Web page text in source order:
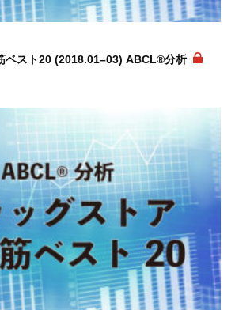
ベスト20 (2018.01–03) ABCL®分析